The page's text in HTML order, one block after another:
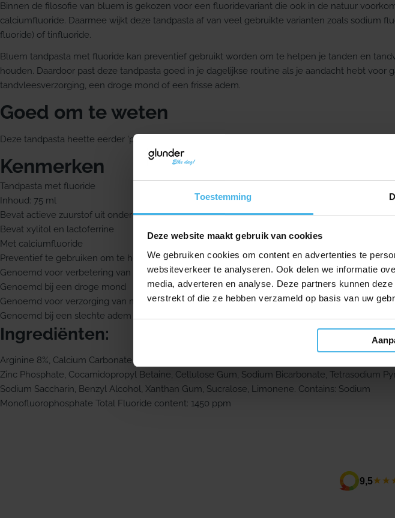
Toestemming
Deze website maakt gebruik van cookies
We gebruiken cookies om content en advertenties te
websiteverkeer te analyseren. Ook delen we informatie
media, adverteren en analyse. Deze partners kunnen
verstrekt of die ze hebben verzameld op basis van uw
Binnen de filosofie van bluem is gekozen voor een fluoridevariant die ook in de natuur
calciumfluoride. Daarmee wijkt deze tandpasta af van veel gebruikte varianten zoals sodium
fluoride) of tinfluoride.
Bluem tandpasta met fluoride kan preventief gebruikt worden om te helpen je tanden en
houden. Daardoor past deze tandpasta goed in je dagelijkse routine als je aandacht hebt voor
tandvleesverzorging, een droge mond of een frisse adem.
Goed om te weten
Deze tandpasta heette eerder 'perio care'. Er zijn nog steeds verpakkingen in omloop waarop
Kenmerken
Tandpasta met fluoride
Inhoud: 75 ml
Bevat actieve zuurstof uit onder andere honing
Bevat xylitol en lactoferrine
Met calciumfluoride
Preventief te gebruiken om te helpen tanden en tandvlees gezond te houden
Genoemd voor verbetering van de conditie van het tandvlees
Genoemd bij een droge mond
Genoemd voor verzorging van mondblaasjes
Genoemd bij een slechte adem
Ingrediënten:
Arginine 8%, Calcium Carbonate, Aqua, Sorbitol, Sodium Lauryl Sulfate, Aroma, Sodium
Zinc Phosphate, Cocamidopropyl Betaine, Cellulose Gum, Sodium Bicarbonate, Tetrasodium
Sodium Saccharin, Benzyl Alcohol, Xanthan Gum, Sucralose, Limonene. Contains: Sodium
Monofluorophosphate Total Fluoride content: 1450 ppm
9,5